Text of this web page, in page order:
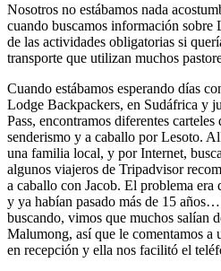
Nosotros no estábamos nada
cuando buscamos información sobre
de las actividades obligatorias si
transporte que utilizan muchos
Cuando estábamos esperando días
Lodge Backpackers, en Sudáfrica y
Pass, encontramos diferentes
senderismo y a caballo por Lesoto.
una familia local, y por Internet,
algunos viajeros de Tripadvisor
a caballo con Jacob. El problema era
y ya habían pasado más de 15
buscando, vimos que muchos salían
Malumong, así que le comentamos a
en recepción y ella nos facilitó el